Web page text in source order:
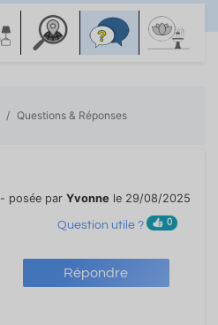
Questions & Réponses
Répondre
- posée par Yvonne le 29/08/2025
Question utile ? 0